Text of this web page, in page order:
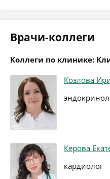
Врачи-коллеги
Коллеги по клинике:
Козлова
Керова
кардиолог